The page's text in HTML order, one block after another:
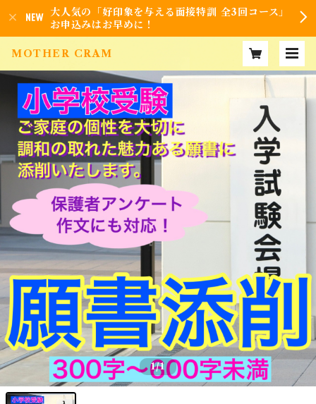
大人気の「好印象を与える面接特訓 全3回コース」
お申込みはお早めに！
MOTHER CRAM
1/1